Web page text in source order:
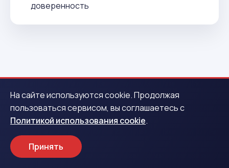
доверенность
ВСЕГО 3 ДЕЙСТВИЯ
Как получить деньги в
Осташкове
На сайте используются cookie. Продолжая
пользоваться сервисом, вы соглашаетесь с
Политикой использования cookie.
Принять